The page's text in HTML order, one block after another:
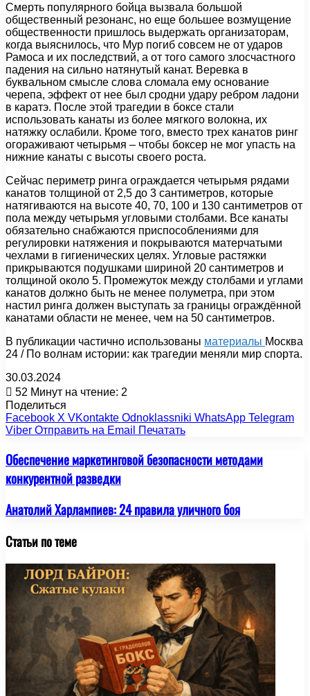
Смерть популярного бойца вызвала большой
общественный резонанс, но еще большее возмущение
общественности пришлось выдержать организаторам,
когда выяснилось, что Мур погиб совсем не от ударов
Рамоса и их последствий, а от того самого злосчастного
падения на сильно натянутый канат. Веревка в
буквальном смысле слова сломала ему основание
черепа, эффект от нее был сродни удару ребром ладони
в каратэ. После этой трагедии в боксе стали
использовать канаты из более мягкого волокна, их
натяжку ослабили. Кроме того, вместо трех канатов ринг
огораживают четырьмя – чтобы боксер не мог упасть на
нижние канаты с высоты своего роста.
Сейчас периметр ринга ограждается четырьмя рядами
канатов толщиной от 2,5 до 3 сантиметров, которые
натягиваются на высоте 40, 70, 100 и 130 сантиметров от
пола между четырьмя угловыми столбами. Все канаты
обязательно снабжаются приспособлениями для
регулировки натяжения и покрываются матерчатыми
чехлами в гигиенических целях. Угловые растяжки
прикрываются подушками шириной 20 сантиметров и
толщиной около 5. Промежуток между столбами и углами
канатов должно быть не менее полуметра, при этом
настил ринга должен выступать за границы ограждённой
канатами области не менее, чем на 50 сантиметров.
В публикации частично использованы материалы Москва
24 / По волнам истории: как трагедии меняли мир спорта.
30.03.2024
52 Минут на чтение: 2
Поделиться
Facebook X VKontakte Odnoklassniki WhatsApp Telegram
Viber Отправить на Email Печатать
Обеспечение маркетинговой безопасности методами
конкурентной разведки
Анатолий Харлампиев: 24 правила уличного боя
Статьи по теме